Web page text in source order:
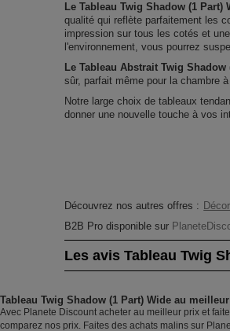
Le Tableau Twig Shadow (1 Part)
qualité qui reflète parfaitement les
impression sur tous les cotés et
l'environnement, vous pourrez
Le Tableau Abstrait Twig Shadow
sûr, parfait même pour la chambre
Notre large choix de tableaux
donner une nouvelle touche à vos
Découvrez nos autres offres :
B2B Pro disponible sur
Les avis Tableau Twig
Tableau Twig Shadow (1 Part) Wide au
Avec Planete Discount acheter au meilleur prix et
comparez nos prix. Faites des achats malins sur